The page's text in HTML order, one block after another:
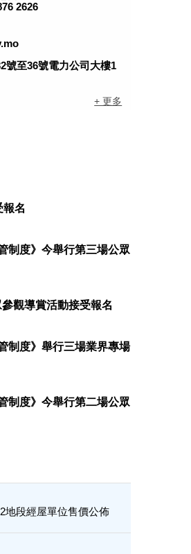
2626
號至36號電力公司大樓1
+ 更多
報名
制度》今舉行第三場公眾
觀導賞活動接受報名
制度》舉行三場業界專場
制度》今舉行第二場公眾
地段經屋單位售價公佈